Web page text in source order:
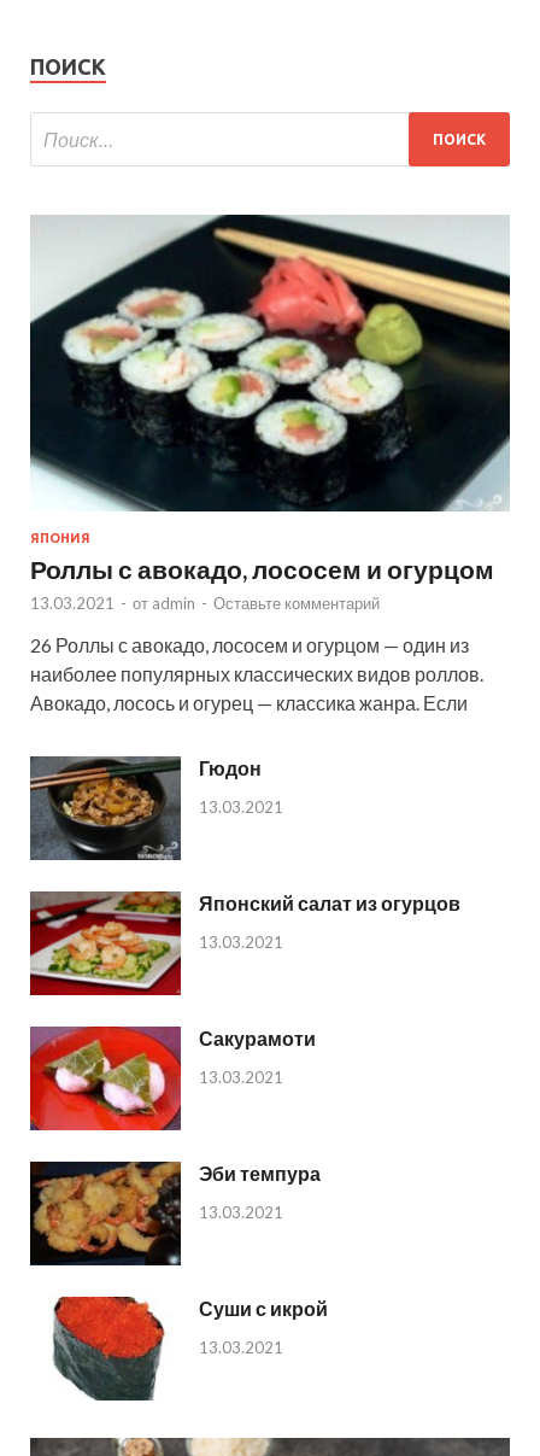
ПОИСК
ЯПОНИЯ
Роллы с авокадо, лососем и огурцом
13.03.2021 - от admin - Оставьте комментарий
26 Роллы с авокадо, лососем и огурцом — один из
наиболее популярных классических видов роллов.
Авокадо, лосось и огурец — классика жанра. Если
Гюдон
13.03.2021
Японский салат из огурцов
13.03.2021
Сакурамоти
13.03.2021
Эби темпура
13.03.2021
Суши с икрой
13.03.2021